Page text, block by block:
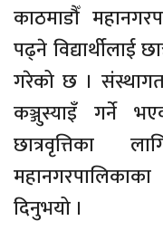
काठमाडौँ
पढ्ने विद्यार्थीलाई
गरेको छ । संस्थागत
कञ्जुस्याइँ गर्ने
छात्रवृत्तिका
दिनुभयो ।